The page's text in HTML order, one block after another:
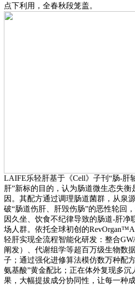
点下利用，全春秋段笼盖。
LAIFE乐轻肝基于《Cell》子刊“肠-肝
肝”新标的目的，认为肠道微生态失衡
因。其配方通过调理肠道菌群，从泉
破“肠道伤肝、肝毁伤肠”的恶性轮回
因久坐、饮食不纪律导致的肠道-肝净
场人群。依托全球初创的
轻肝实现全流程智能化研发：整合
阐发）、代谢组学等超百万级生物数
子；通过强化进修算法模仿数万种配
氨基酸”黄金配比；正在体外复现多沉
果，大幅提拔成分协同性，让每一种